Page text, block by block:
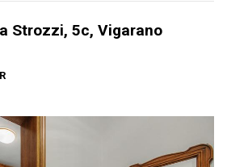
Strozzi, 5c, Vigarano
R